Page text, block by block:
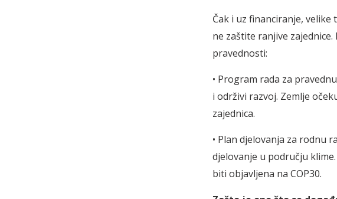
Čak i uz financiranje,
ne zaštite ranjive
pravednosti:
• Program rada za
i održivi razvoj. Zemlje
zajednica.
• Plan djelovanja za rodnu
djelovanje u području
biti objavljena na COP30.